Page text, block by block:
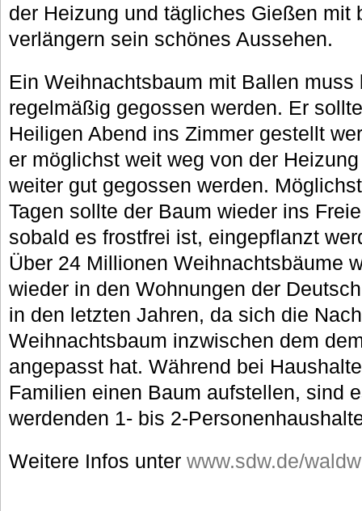
der Heizung und tägliches Gießen mit
verlängern sein schönes Aussehen.
Ein Weihnachtsbaum mit Ballen muss
regelmäßig gegossen werden. Er
Heiligen Abend ins Zimmer gestellt
er möglichst weit weg von der
weiter gut gegossen werden.
Tagen sollte der Baum wieder ins
sobald es frostfrei ist, eingepflanzt
Über 24 Millionen Weihnachtsbäume
wieder in den Wohnungen der
in den letzten Jahren, da sich die
Weihnachtsbaum inzwischen dem
angepasst hat. Während bei
Familien einen Baum aufstellen, sind
werdenden 1- bis 2-
Weitere Infos unter www.sdw.de/